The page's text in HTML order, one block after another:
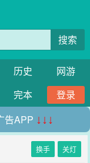
搜索
历史
网游
完本
登录
告APP ↓↓↓
换手 关灯